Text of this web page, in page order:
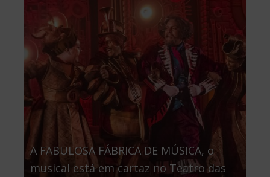
A FABULOSA FÁBRICA DE MÚSICA, o
musical está em cartaz no Teatro das